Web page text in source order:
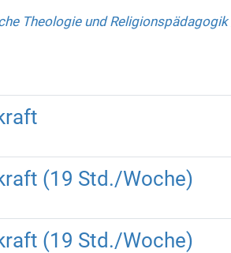
Theologie und Religionspädagogik
(19 Std./Woche)
(19 Std./Woche)